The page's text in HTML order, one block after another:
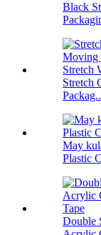
Black
Stretch
May
Plastic
Double